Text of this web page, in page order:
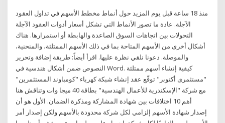
منذ 18 ساعة قبل يوم المزيد حول أنماط مخطط الأسهم في تداول العقود
الآجلة. عادة ما تصور الأنماط التي تشكل أسعار أدوات العقود الآجلة
التحولات بين اتجاهات السوق الصاعدة والهابطة أو استمرارها. هناك
أشكال أخرى من الأسهم المتاحة بما في ذلك الأسهم الممتلئة، والمنحنية،
والموصلة. دعونا نلقي نظرة عليها. اقرأ أيضاً: طريقة إضافة وتحرير
النصوص ضمن أشكال هندسية في Word. كيفية إنشاء أسهم ممتلئة
"مستثمرى أكتوبر" توقّع عقد إنشاء شبكة كهرباء "كومباوند المستثمرين"
مع شركة "الإسكندرية للأعمال الهندسية" بطاقة 40 ميجا وات وتناقش هنا
أهم 10 اختلافات بين شهادة المشاركة ومذكرة الضمان. الأول هو أن
إصدار شهادة الأسهم إلزامي لكل شركة محدودة بالأسهم ولكن إصدار أمر